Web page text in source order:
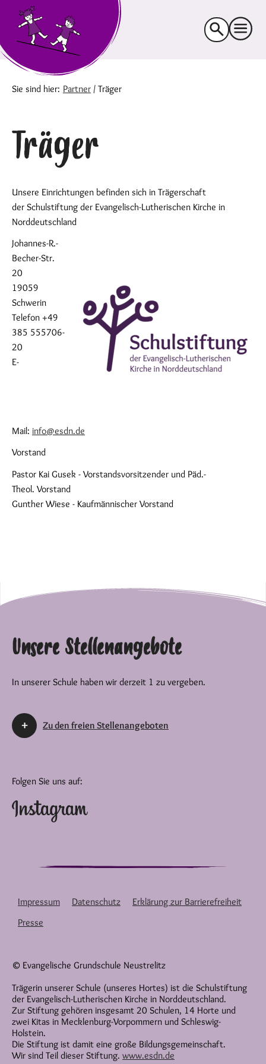
Suche
nach:
Sie sind hier: Partner / Träger
Träger
Unsere Einrichtungen befinden sich in Trägerschaft
der Schulstiftung der Evangelisch-Lutherischen Kirche in
Norddeutschland
Johannes-R.-
Becher-Str.
20
19059
Schwerin
Telefon +49
385 555706-
20
E-
Mail: info@esdn.de
Vorstand
Pastor Kai Gusek - Vorstandsvorsitzender und Päd.-
Theol. Vorstand
Gunther Wiese - Kaufmännischer Vorstand
Unsere Stellenangebote
In unserer Schule haben wir derzeit 1 zu vergeben.
Zu den freien Stellenangeboten
Folgen Sie uns auf:
© Evangelische Grundschule Neustrelitz
Trägerin unserer Schule (unseres Hortes) ist die Schulstiftung
der Evangelisch-Lutherischen Kirche in Norddeutschland.
Zur Stiftung gehören insgesamt 20 Schulen, 14 Horte und
zwei Kitas in Mecklenburg-Vorpommern und Schleswig-
Holstein.
Die Stiftung ist damit eine große Bildungsgemeinschaft.
Wir sind Teil dieser Stiftung. www.esdn.de
Impressum Datenschutz
Erklärung zur Barrierefreiheit
Presse